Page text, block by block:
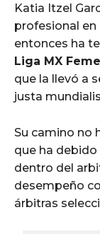
Katia Itzel
profesional en
entonces ha
Liga MX
que la llevó a
justa
Su camino no
que ha
dentro del
desempeño
árbitras